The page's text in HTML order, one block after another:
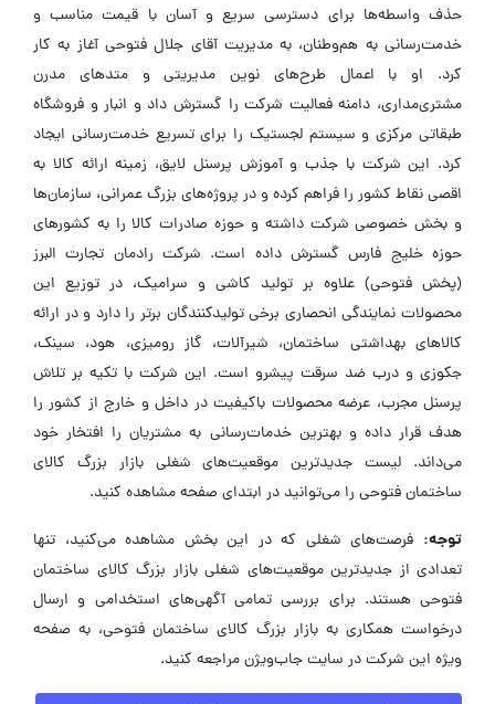
حذف واسطه‌ها برای دسترسی سریع و آسان با قیمت مناسب و
خدمت‌رسانی به هم‌وطنان، به مدیریت آقای جلال فتوحی آغاز به کار
کرد. او با اعمال طرح‌های نوین مدیریتی و متدهای مدرن
مشتری‌مداری، دامنه فعالیت شرکت را گسترش داد و انبار و فروشگاه
طبقاتی مرکزی و سیستم لجستیک را برای تسریع خدمت‌رسانی ایجاد
کرد. این شرکت با جذب و آموزش پرسنل لایق، زمینه ارائه کالا به
اقصی نقاط کشور را فراهم کرده و در پروژه‌های بزرگ عمرانی، سازمان‌ها
و بخش خصوصی شرکت داشته و حوزه صادرات کالا را به کشورهای
حوزه خلیج فارس گسترش داده است. شرکت رادمان تجارت البرز
(پخش فتوحی) علاوه بر تولید کاشی و سرامیک، در توزیع این
محصولات نمایندگی انحصاری برخی تولیدکنندگان برتر را دارد و در ارائه
کالاهای بهداشتی ساختمان، شیرآلات، گاز رومیزی، هود، سینک،
جکوزی و درب ضد سرقت پیشرو است. این شرکت با تکیه بر تلاش
پرسنل مجرب، عرضه محصولات باکیفیت در داخل و خارج از کشور را
هدف قرار داده و بهترین خدمات‌رسانی به مشتریان را افتخار خود
می‌داند. لیست جدیدترین موقعیت‌های شغلی بازار بزرگ کالای
ساختمان فتوحی را می‌توانید در ابتدای صفحه مشاهده کنید.
توجه: فرصت‌های شغلی که در این بخش مشاهده می‌کنید، تنها
تعدادی از جدیدترین موقعیت‌های شغلی بازار بزرگ کالای ساختمان
فتوحی هستند. برای بررسی تمامی آگهی‌های استخدامی و ارسال
درخواست همکاری به بازار بزرگ کالای ساختمان فتوحی، به صفحه
ویژه این شرکت در سایت جاب‌ویژن مراجعه کنید.